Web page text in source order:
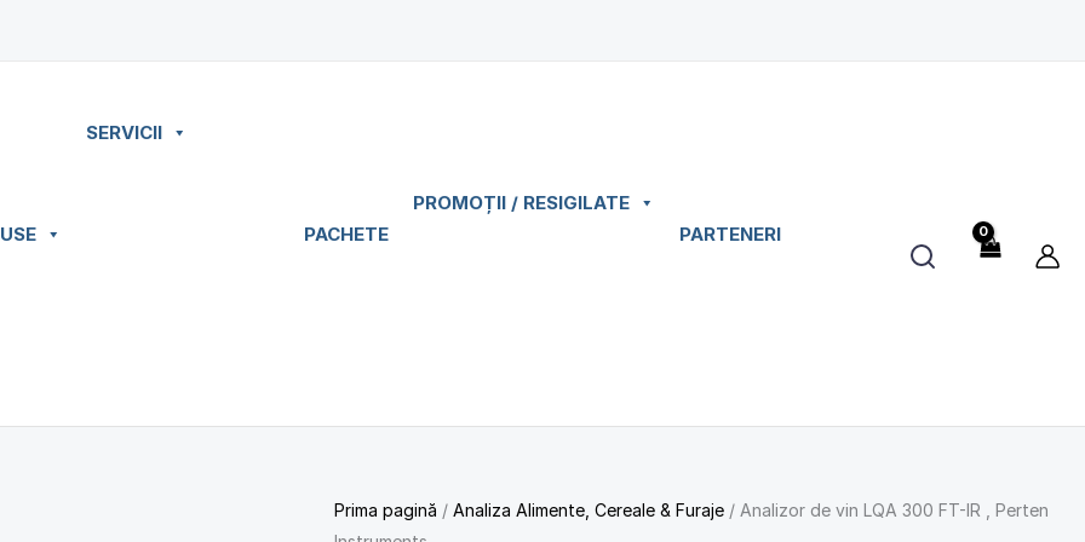
SERVICII
PACHETE
PROMOȚII / RESIGILATE
PARTENERI
Prima pagină /Analiza Alimente, Cereale & Furaje / Analizor de vin LQA 300 FT-IR , Perten